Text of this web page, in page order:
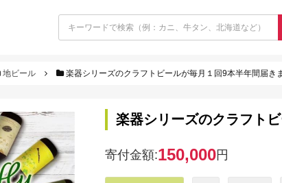
地ビール 楽器シリーズのクラフトビールが毎月１回9本半年間届き
楽器シリーズのクラフト
寄付金額:150,000円